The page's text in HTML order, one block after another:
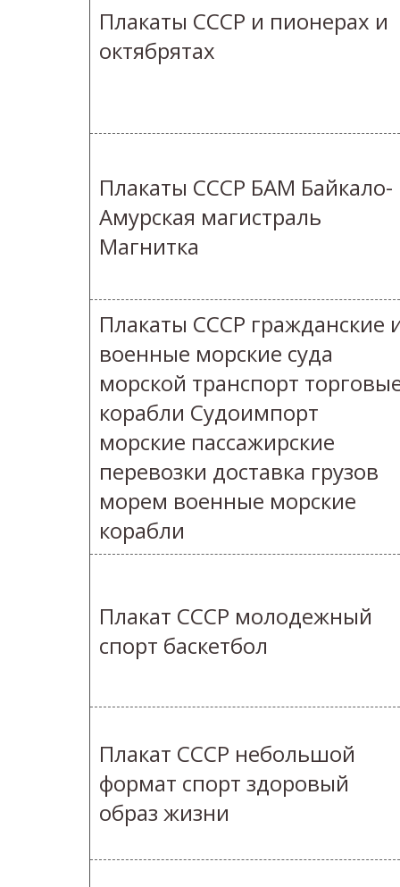
Плакаты СССР и пионерах и
октябрятах
Плакаты СССР БАМ Байкало-
Амурская магистраль
Магнитка
Плакаты СССР гражданские
военные морские суда
морской транспорт
корабли Судоимпорт
морские пассажирские
перевозки доставка грузов
морем военные морские
корабли
Плакат СССР молодежный
спорт баскетбол
Плакат СССР небольшой
формат спорт здоровый
образ жизни